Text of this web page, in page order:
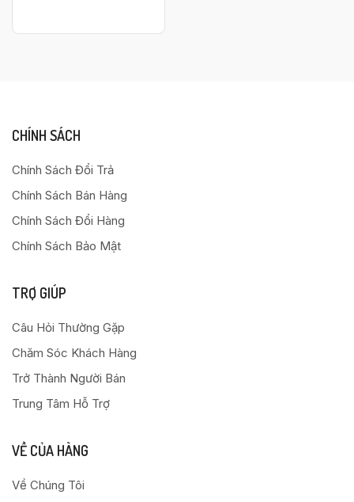
CHÍNH SÁCH
Chính Sách Đổi Trả
Chính Sách Bán Hàng
Chính Sách Đổi Hàng
Chính Sách Bảo Mật
TRỢ GIÚP
Câu Hỏi Thường Gặp
Chăm Sóc Khách Hàng
Trở Thành Người Bán
Trung Tâm Hỗ Trợ
VỀ CỦA HÀNG
Về Chúng Tôi